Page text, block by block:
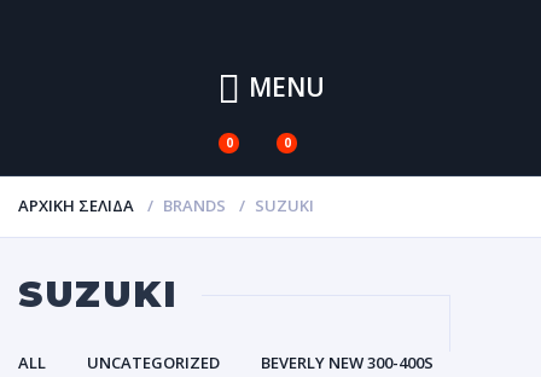
MENU
0 0
ΑΡΧΙΚΉ ΣΕΛΊΔΑ BRANDS SUZUKI
SUZUKI
ALL UNCATEGORIZED
BEVERLY NEW 300-400S